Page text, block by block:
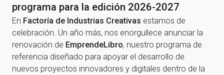
programa para la edición 2026-2027
En Factoría de Industrias Creativas estamos de
celebración. Un año más, nos enorgullece anunciar la
renovación de EmprendeLibro, nuestro programa de
referencia diseñado para apoyar el desarrollo de
nuevos proyectos innovadores y digitales dentro de la